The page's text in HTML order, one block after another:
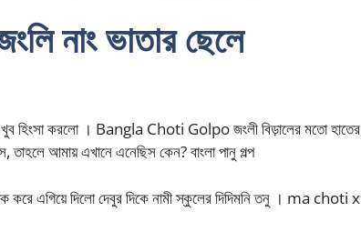
নাং ভাতার ছেলে
হিংসা করলো । Bangla Choti Golpo জংলী বিড়ালের মতো হাতের
আমায় এখানে এনেছিস কেন? বাংলা পানু গল্প
এগিয়ে দিলো দেবুর দিকে নামী স্কুলের দিদিমনি তনু । ma choti x